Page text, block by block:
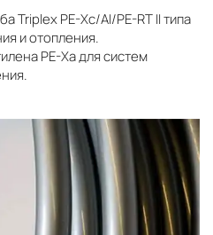
Triplex PE-Xc/AI/PE-RT II типа
и отопления.
PE-Xa для систем